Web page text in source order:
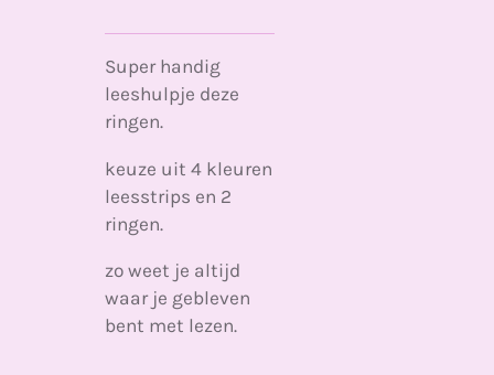
Super handig
leeshulpje deze
ringen.
keuze uit 4 kleuren
leesstrips en 2
ringen.
zo weet je altijd
waar je gebleven
bent met lezen.